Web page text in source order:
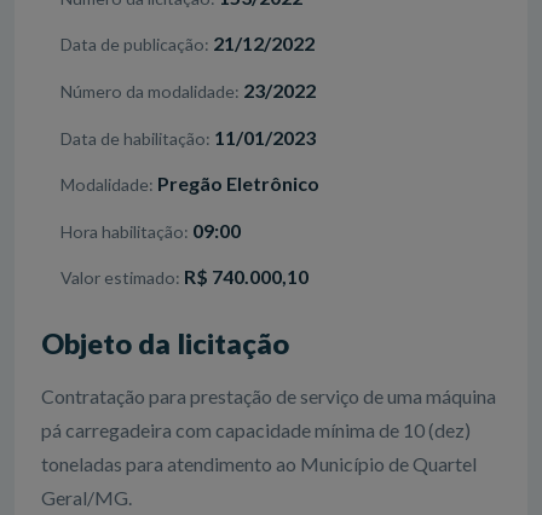
Data de publicação 21/12/2022
Número da modalidade 23/2022
Data de habilitação 11/01/2023
Modalidade Pregão Eletrônico
Hora habilitação 09:00
Valor estimado R$ 740.000,10
Objeto da licitação
Contratação para prestação de serviço de uma máquina
pá carregadeira com capacidade mínima de 10 (dez)
toneladas para atendimento ao Município de Quartel
Geral/MG.